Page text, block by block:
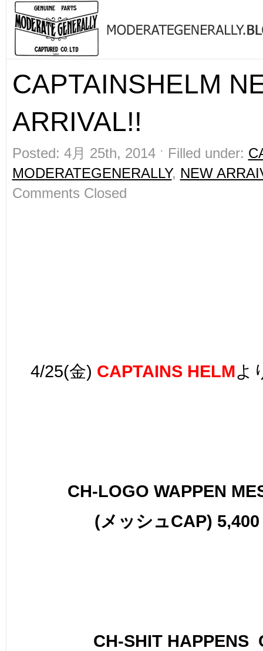
CAPTAINSHELM
ARRIVAL!!
Posted: 4月 25th, 2014 ˑ Filled under:
MODERATEGENERALLY, NEW
Comments Closed
4/25(金) CAPTAINS HELMよ
CH-LOGO WAPPEN
(メッシュCAP)
CH-SHIT HAPPENS